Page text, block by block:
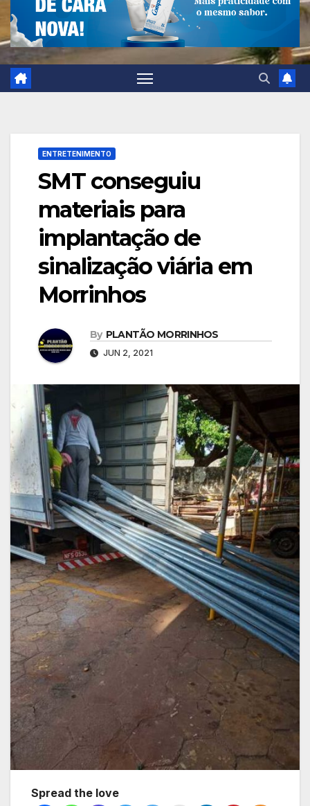
ENTRETENIMENTO
SMT conseguiu
materiais para
implantação de
sinalização viária em
Morrinhos
By PLANTÃO MORRINHOS
JUN 2, 2021
Spread the love